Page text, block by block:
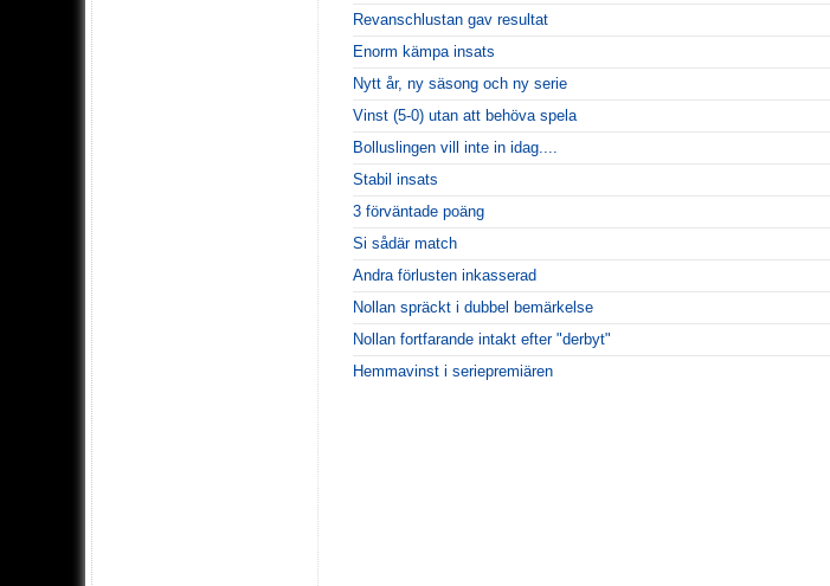
Revanschlustan gav resultat
Enorm kämpa insats
Nytt år, ny säsong och ny serie
Vinst (5-0) utan att behöva spela
Bolluslingen vill inte in idag....
Stabil insats
3 förväntade poäng
Si sådär match
Andra förlusten inkasserad
Nollan spräckt i dubbel bemärkelse
Nollan fortfarande intakt efter "derbyt"
Hemmavinst i seriepremiären